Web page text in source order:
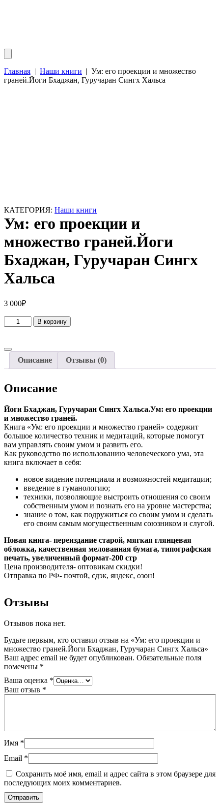
Главная | Наши книги | Ум: его проекции и множество
граней.Йоги Бхаджан, Гуручаран Сингх Хальса
КАТЕГОРИЯ: Наши книги
Ум: его проекции и
множество граней.Йоги
Бхаджан, Гуручаран Сингх
Хальса
3 000₽
Количество
товара
его
проекции
граней.Йоги
Бхаджан,
Сингх
Хальса
В корзину
Описание Отзывы (0)
Описание
Йоги Бхаджан, Гуручаран Сингх Хальса.Ум: его проекции
и множество граней.
Книга «Ум: его проекции и множество граней» содержит
большое количество техник и медитаций, которые помогут
вам управлять своим умом и развить его.
Как руководство по использованию человеческого ума, эта
книга включает в себя:
новое видение потенциала и возможностей медитации;
введение в гуманологию;
техники, позволяющие выстроить отношения со своим
собственным умом и познать его на уровне мастерства;
знание о том, как подружиться со своим умом и сделать
его своим самым могущественным союзником и слугой.
Новая книга- переиздание старой, мягкая глянцевая
обложка, качественная мелованная бумага, типографская
печать, увеличенный формат-200 стр
Цена производителя- оптовикам скидки!
Отправка по РФ- почтой, сдэк, яндекс, озон!
Отзывы
Отзывов пока нет.
Будьте первым, кто оставил отзыв на «Ум: его проекции и
множество граней.Йоги Бхаджан, Гуручаран Сингх Хальса»
Ваш адрес email не будет опубликован. Обязательные поля
помечены *
Ваша оценка *
Ваш отзыв *
Имя *
Email *
Сохранить моё имя, email и адрес сайта в этом браузере для
последующих моих комментариев.